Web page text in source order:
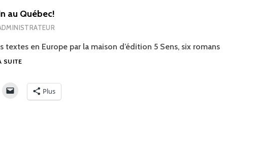
au Québec!
textes en Europe par la maison d’édition 5 Sens, six romans
SUITESTÉPHANIE
QUÉBEC!
Plus